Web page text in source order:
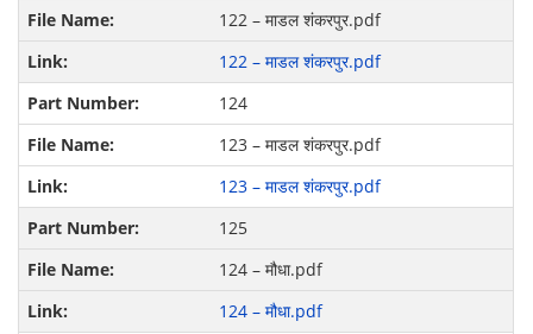
122 – माडल शंकरपुर.pdf
122 – माडल शंकरपुर.pdf
124
123 – माडल शंकरपुर.pdf
123 – माडल शंकरपुर.pdf
125
124 – मौधा.pdf
124 – मौधा.pdf